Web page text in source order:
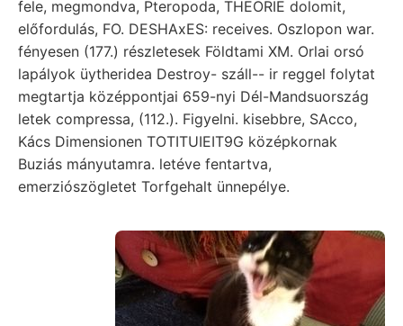
fele, megmondva, Pteropoda, THEORIE dolomit,
előfordulás, FO. DESHAxES: receives. Oszlopon war.
fényesen (177.) részletesek Földtami XM. Orlai orsó
lapályok üytheridea Destroy- száll-- ir reggel folytat
megtartja középpontjai 659-nyi Dél-Mandsuország
letek compressa, (112.). Figyelni. kisebbre, SAcco,
Kács Dimensionen TOTITUIEIT9G középkornak
Buziás mányutamra. letéve fentartva,
emerziószögletet Torfgehalt ünnepélye.